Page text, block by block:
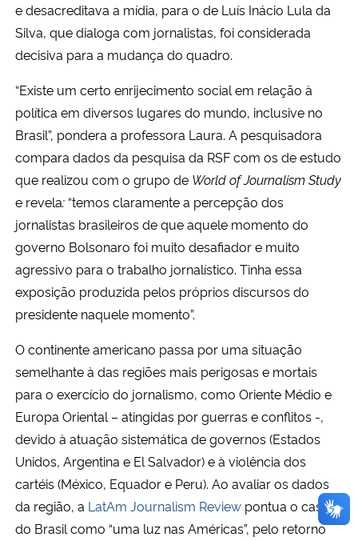
e desacreditava a mídia, para o de Luís Inácio Lula da
Silva, que dialoga com jornalistas, foi considerada
decisiva para a mudança do quadro.
“Existe um certo enrijecimento social em relação à
política em diversos lugares do mundo, inclusive no
Brasil”, pondera a professora Laura. A pesquisadora
compara dados da pesquisa da RSF com os de estudo
que realizou com o grupo de World of Journalism Study
e revela: “temos claramente a percepção dos
jornalistas brasileiros de que aquele momento do
governo Bolsonaro foi muito desafiador e muito
agressivo para o trabalho jornalístico. Tinha essa
exposição produzida pelos próprios discursos do
presidente naquele momento”.
O continente americano passa por uma situação
semelhante à das regiões mais perigosas e mortais
para o exercício do jornalismo, como Oriente Médio e
Europa Oriental – atingidas por guerras e conflitos -,
devido à atuação sistemática de governos (Estados
Unidos, Argentina e El Salvador) e à violência dos
cartéis (México, Equador e Peru). Ao avaliar os dados
da região, a LatAm Journalism Review pontua o caso
do Brasil como “uma luz nas Américas”, pelo retorno